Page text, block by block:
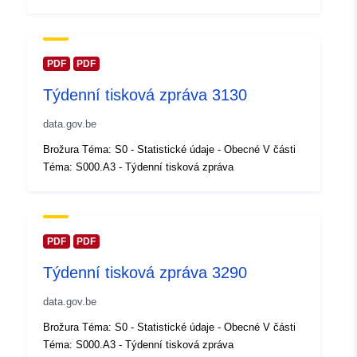
[ 6.41, 51.51 ], [ 6.41, 49.49 ],
Typ:
Polygon
uriRef:
Přístupová práva:
Časové pokrytí:
01 January 2010
PDF PDF
Týdenní tisková zpráva 3130
data.gov.be
Brožura Téma: S0 - Statistické údaje - Obecné V části
Téma: S000.A3 - Týdenní tisková zpráva
PDF PDF
Týdenní tisková zpráva 3290
data.gov.be
Brožura Téma: S0 - Statistické údaje - Obecné V části
Téma: S000.A3 - Týdenní tisková zpráva